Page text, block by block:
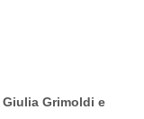
Grimoldi e